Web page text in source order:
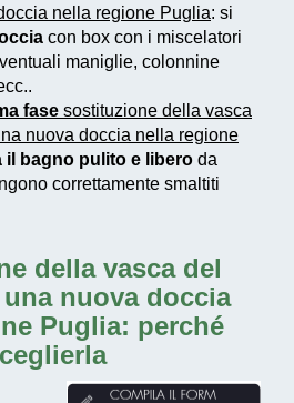
nella regione Puglia: si
con box con i miscelatori
maniglie, colonnine
fase sostituzione della vasca
nuova doccia nella regione
il bagno pulito e libero da
correttamente smaltiti
della vasca del
nuova doccia
Puglia: perché